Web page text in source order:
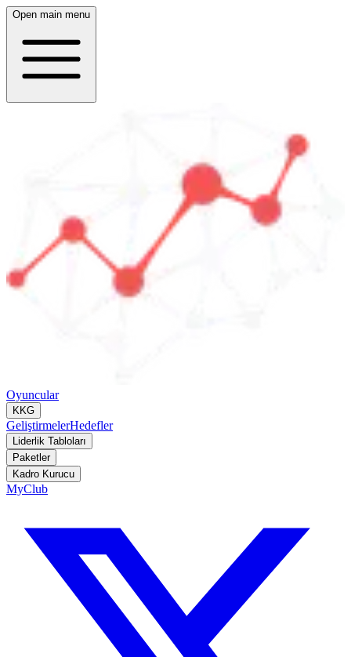
Open main menu
Oyuncular
KKG
GeliştirmelerHedefler
Liderlik Tabloları
Paketler
Kadro Kurucu
MyClub